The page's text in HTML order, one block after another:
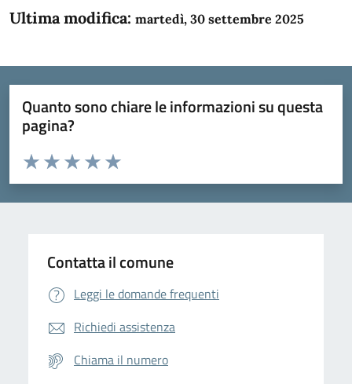
Ultima modifica: martedì, 30 settembre 2025
Quanto sono chiare le informazioni su questa
pagina?
Domanda
Valuta da 1 a 5 stelle la pagina
Valuta 5 stelle su 5
Valuta 4 stelle su 5
Valuta 3 stelle su 5
Valuta 2 stelle su 5
Valuta 1 stelle su 5
Contatta il comune
Leggi le domande frequenti
Richiedi assistenza
Chiama il numero